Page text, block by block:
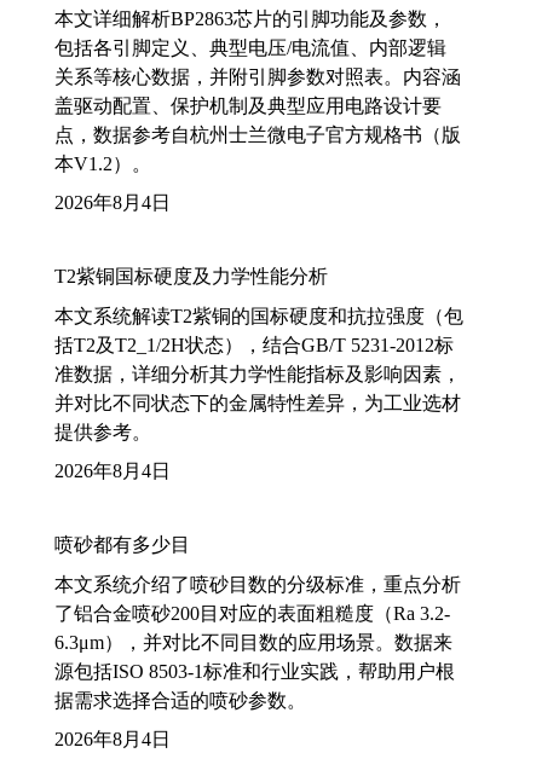
本文详细解析BP2863芯片的引脚功能及参数，
包括各引脚定义、典型电压/电流值、内部逻辑
关系等核心数据，并附引脚参数对照表。内容涵
盖驱动配置、保护机制及典型应用电路设计要
点，数据参考自杭州士兰微电子官方规格书（版
本V1.2）。
2026年8月4日
T2紫铜国标硬度及力学性能分析
本文系统解读T2紫铜的国标硬度和抗拉强度（包
括T2及T2_1/2H状态），结合GB/T 5231-2012标
准数据，详细分析其力学性能指标及影响因素，
并对比不同状态下的金属特性差异，为工业选材
提供参考。
2026年8月4日
喷砂都有多少目
本文系统介绍了喷砂目数的分级标准，重点分析
了铝合金喷砂200目对应的表面粗糙度（Ra 3.2-
6.3μm），并对比不同目数的应用场景。数据来
源包括ISO 8503-1标准和行业实践，帮助用户根
据需求选择合适的喷砂参数。
2026年8月4日